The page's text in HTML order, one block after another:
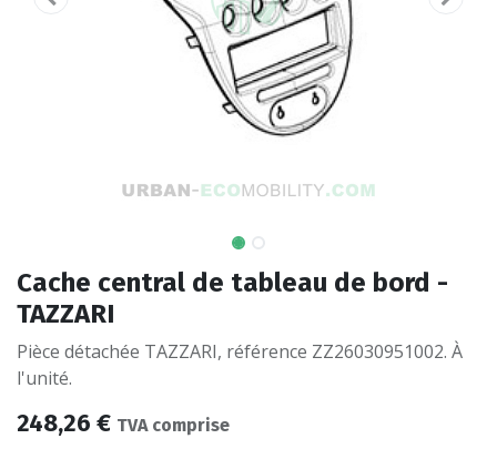
Cache central de tableau de bord -
TAZZARI
Pièce détachée TAZZARI, référence ZZ26030951002. À
l'unité.
248,26 € TVA comprise